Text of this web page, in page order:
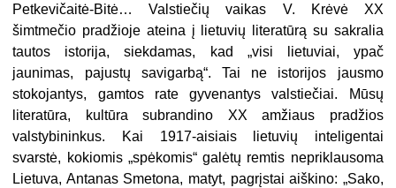
Petkevičaitė-Bitė… Valstiečių vaikas V. Krėvė XX
šimtmečio pradžioje ateina į lietuvių literatūrą su sakralia
tautos istorija, siekdamas, kad „visi lietuviai, ypač
jaunimas, pajustų savigarbą“. Tai ne istorijos jausmo
stokojantys, gamtos rate gyvenantys valstiečiai. Mūsų
literatūra, kultūra subrandino XX amžiaus pradžios
valstybininkus. Kai 1917-aisiais lietuvių inteligentai
svarstė, kokiomis „spėkomis“ galėtų remtis nepriklausoma
Lietuva, Antanas Smetona, matyt, pagrįstai aiškino: „Sako,